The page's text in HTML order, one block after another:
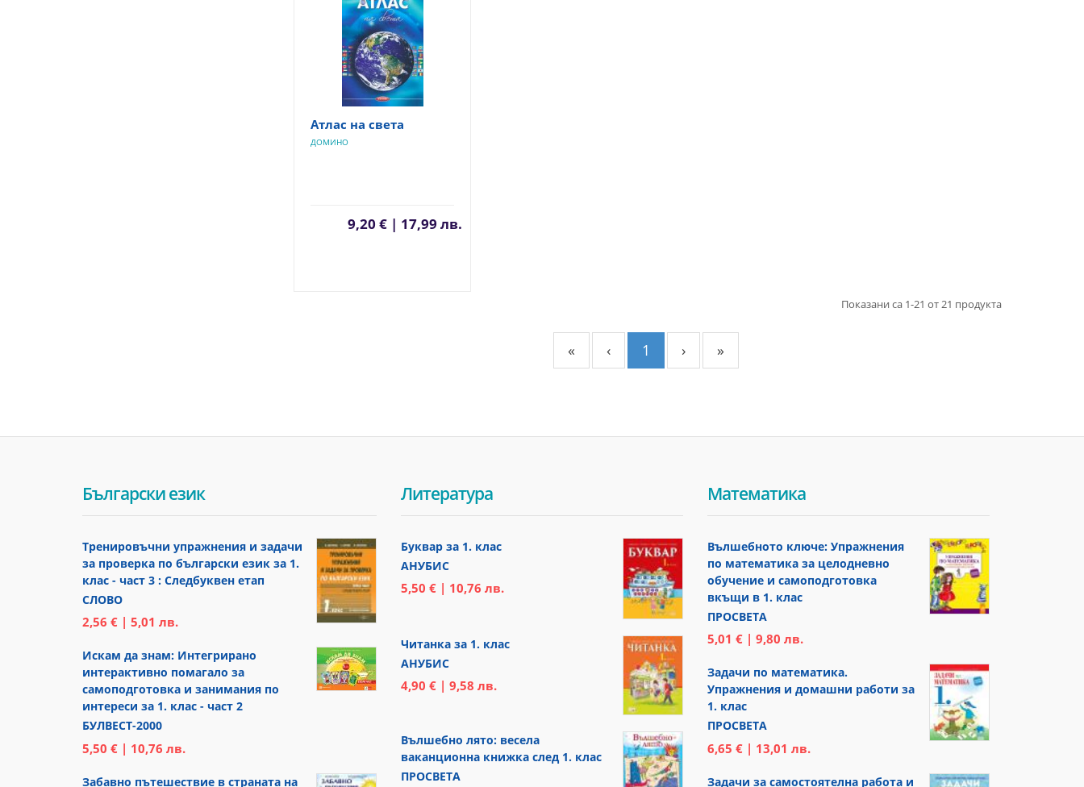
Атлас на света
ДОМИНО
9,20 € | 17,99 лв.
Показани са 1-21 от 21 продукта
« ‹ 1 › »
Български език
Тренировъчни упражнения и задачи
за проверка по български език за 1.
клас - част 3 : Следбуквен етап
СЛОВО
2,56 € | 5,01 лв.
Искам да знам: Интегрирано
интерактивно помагало за
самоподготовка и занимания по
интереси за 1. клас - част 2
БУЛВЕСТ-2000
5,50 € | 10,76 лв.
Забавно пътешествие в страната на
Литература
Буквар за 1. клас
АНУБИС
5,50 € | 10,76 лв.
Читанка за 1. клас
АНУБИС
4,90 € | 9,58 лв.
Вълшебно лято: весела
ваканционна книжка след 1. клас
ПРОСВЕТА
Математика
Вълшебното ключе: Упражнения
по математика за целодневно
обучение и самоподготовка
вкъщи в 1. клас
ПРОСВЕТА
5,01 € | 9,80 лв.
Задачи по математика.
Упражнения и домашни работи за
1. клас
ПРОСВЕТА
6,65 € | 13,01 лв.
Задачи за самостоятелна работа и